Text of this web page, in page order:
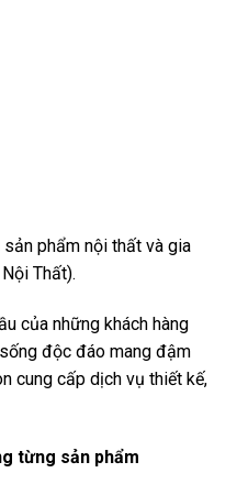
phẩm nội thất và gia
Thất).
của những khách hàng
độc đáo mang đậm
cung cấp dịch vụ thiết kế,
từng sản phẩm